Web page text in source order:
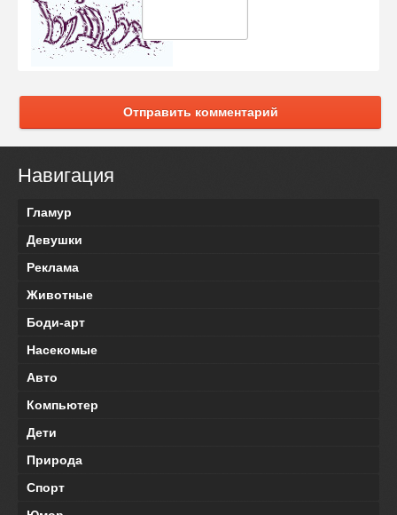
Отправить комментарий
Навигация
Гламур
Девушки
Реклама
Животные
Боди-арт
Насекомые
Авто
Компьютер
Дети
Природа
Спорт